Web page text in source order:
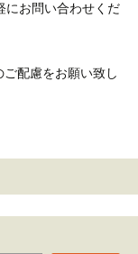
にお問い合わせくだ
配慮をお願い致し